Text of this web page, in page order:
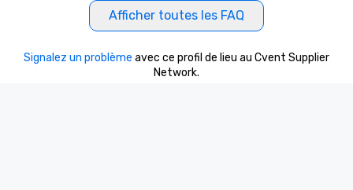
Afficher toutes les FAQ
Signalez un problème avec ce profil de lieu au Cvent Supplier
Network.